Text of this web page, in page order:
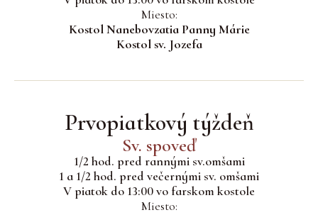
Miesto:
Kostol Nanebovzatia Panny Márie
Kostol sv. Jozefa
Prvopiatkový týždeň
Sv. spoveď
1/2 hod. pred rannými sv.omšami
1 a 1/2 hod. pred večernými sv. omšami
V piatok do 13:00 vo farskom kostole
Miesto: